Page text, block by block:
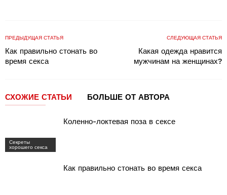
ПРЕДЫДУЩАЯ СТАТЬЯ
Как правильно стонать во
время секса
СЛЕДУЮЩАЯ СТАТЬЯ
Какая одежда нравится
мужчинам на женщинах?
СХОЖИЕ СТАТЬИ БОЛЬШЕ ОТ АВТОРА
Секреты
хорошего секса
Коленно-локтевая поза в сексе
Как правильно стонать во время секса